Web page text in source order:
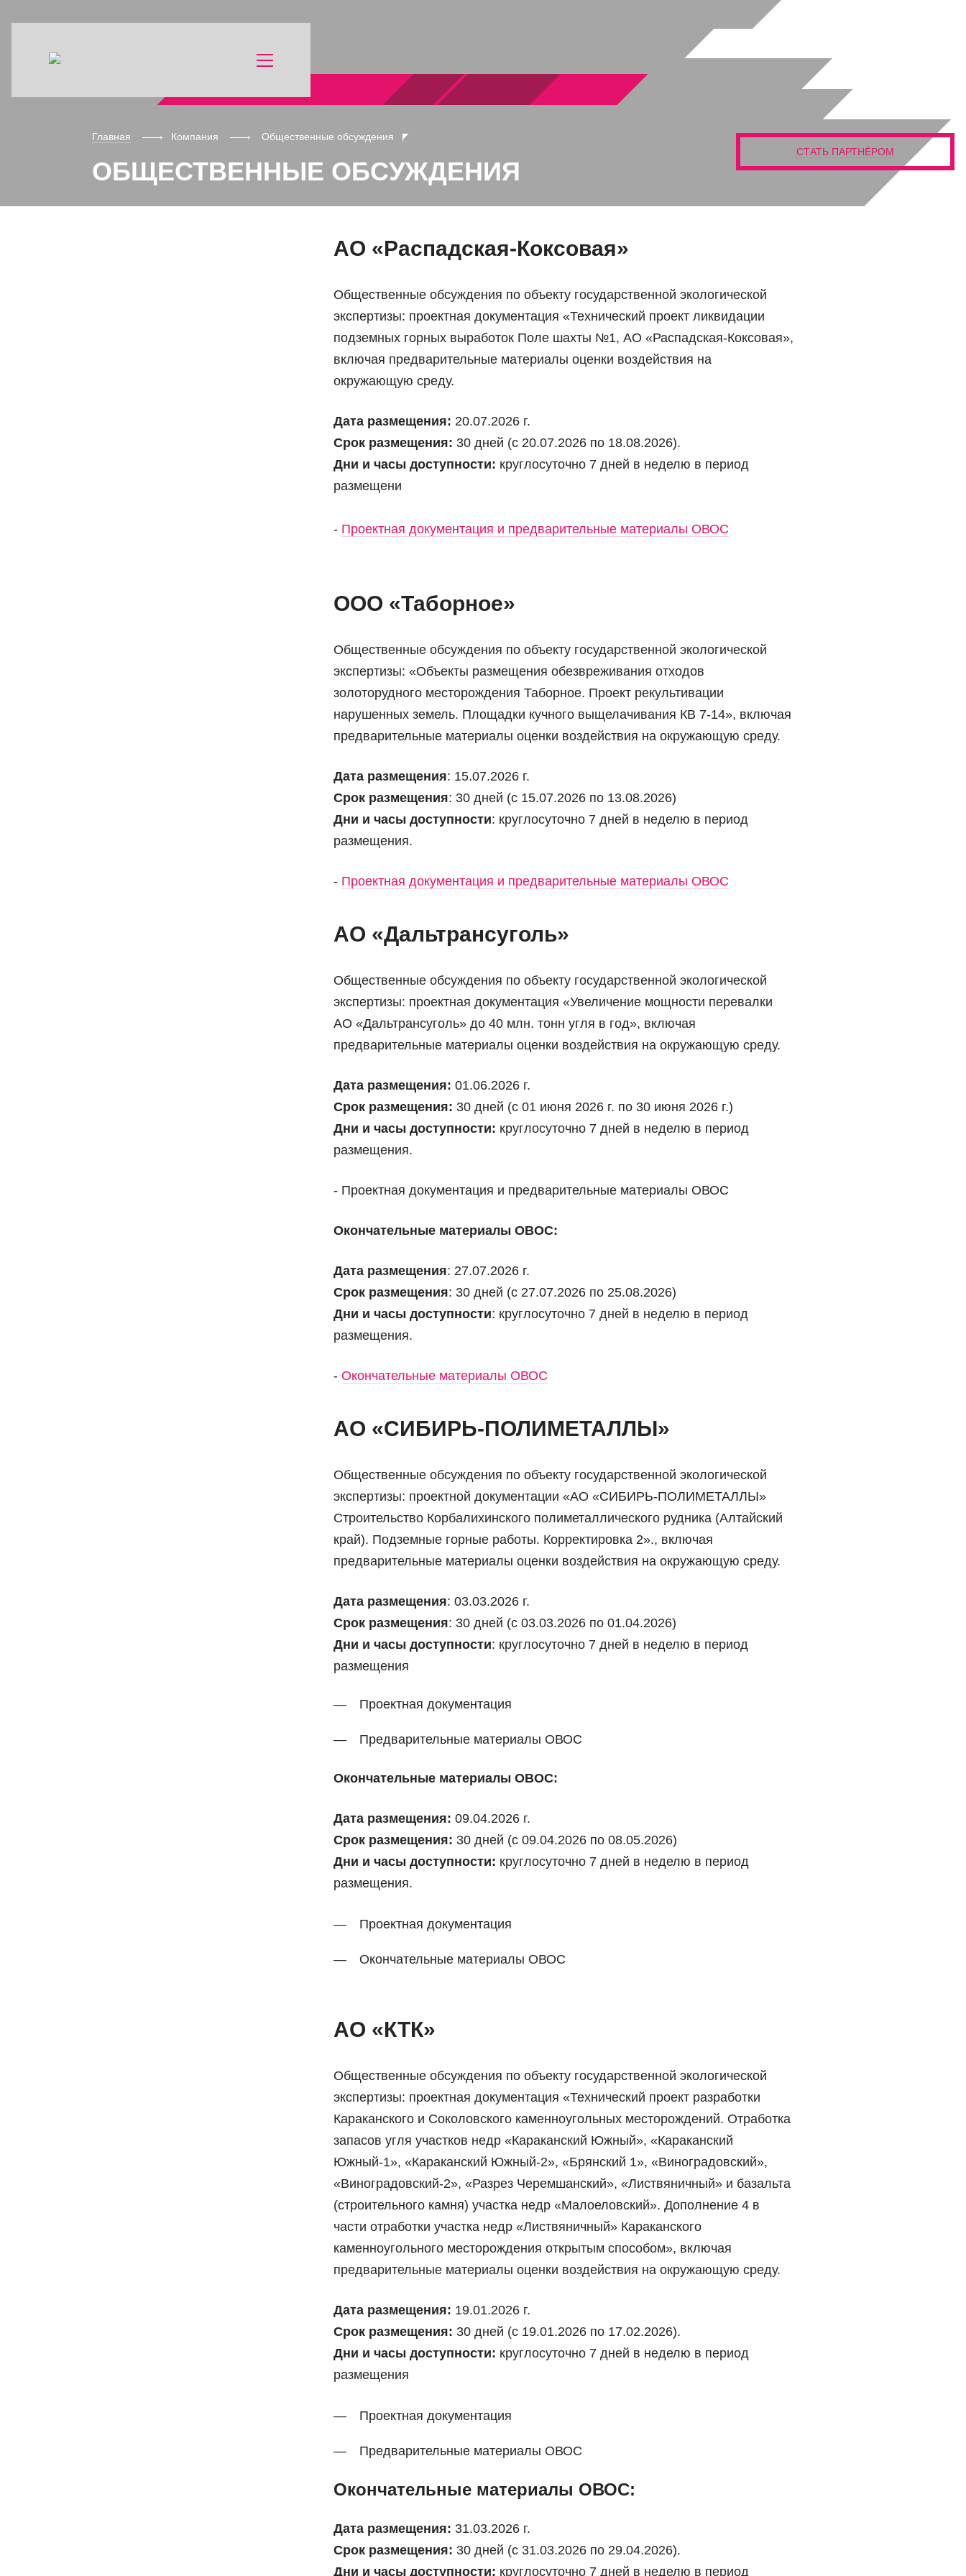
СТАТЬ ПАРТНЁРОМ
Главная Компания Общественные обсуждения
ОБЩЕСТВЕННЫЕ ОБСУЖДЕНИЯ
АО «Распадская-Коксовая»
Общественные обсуждения по объекту государственной экологической
экспертизы: проектная документация «Технический проект ликвидации
подземных горных выработок Поле шахты №1, АО «Распадская-Коксовая»,
включая предварительные материалы оценки воздействия на
окружающую среду.
Дата размещения: 20.07.2026 г.
Срок размещения: 30 дней (с 20.07.2026 по 18.08.2026).
Дни и часы доступности: круглосуточно 7 дней в неделю в период
размещени
- Проектная документация и предварительные материалы ОВОС
ООО «Таборное»
Общественные обсуждения по объекту государственной экологической
экспертизы: «Объекты размещения обезвреживания отходов
золоторудного месторождения Таборное. Проект рекультивации
нарушенных земель. Площадки кучного выщелачивания КВ 7-14», включая
предварительные материалы оценки воздействия на окружающую среду.
Дата размещения: 15.07.2026 г.
Срок размещения: 30 дней (с 15.07.2026 по 13.08.2026)
Дни и часы доступности: круглосуточно 7 дней в неделю в период
размещения.
- Проектная документация и предварительные материалы ОВОС
АО «Дальтрансуголь»
Общественные обсуждения по объекту государственной экологической
экспертизы: проектная документация «Увеличение мощности перевалки
АО «Дальтрансуголь» до 40 млн. тонн угля в год», включая
предварительные материалы оценки воздействия на окружающую среду.
Дата размещения: 01.06.2026 г.
Срок размещения: 30 дней (с 01 июня 2026 г. по 30 июня 2026 г.)
Дни и часы доступности: круглосуточно 7 дней в неделю в период
размещения.
- Проектная документация и предварительные материалы ОВОС
Окончательные материалы ОВОС:
Дата размещения: 27.07.2026 г.
Срок размещения: 30 дней (с 27.07.2026 по 25.08.2026)
Дни и часы доступности: круглосуточно 7 дней в неделю в период
размещения.
- Окончательные материалы ОВОС
АО «СИБИРЬ-ПОЛИМЕТАЛЛЫ»
Общественные обсуждения по объекту государственной экологической
экспертизы: проектной документации «АО «СИБИРЬ-ПОЛИМЕТАЛЛЫ»
Строительство Корбалихинского полиметаллического рудника (Алтайский
край). Подземные горные работы. Корректировка 2»., включая
предварительные материалы оценки воздействия на окружающую среду.
Дата размещения: 03.03.2026 г.
Срок размещения: 30 дней (с 03.03.2026 по 01.04.2026)
Дни и часы доступности: круглосуточно 7 дней в неделю в период
размещения
Проектная документация
Предварительные материалы ОВОС
Окончательные материалы ОВОС:
Дата размещения: 09.04.2026 г.
Срок размещения: 30 дней (с 09.04.2026 по 08.05.2026)
Дни и часы доступности: круглосуточно 7 дней в неделю в период
размещения.
Проектная документация
Окончательные материалы ОВОС
АО «КТК»
Общественные обсуждения по объекту государственной экологической
экспертизы: проектная документация «Технический проект разработки
Караканского и Соколовского каменноугольных месторождений. Отработка
запасов угля участков недр «Караканский Южный», «Караканский
Южный-1», «Караканский Южный-2», «Брянский 1», «Виноградовский»,
«Виноградовский-2», «Разрез Черемшанский», «Листвяничный» и базальта
(строительного камня) участка недр «Малоеловский». Дополнение 4 в
части отработки участка недр «Листвяничный» Караканского
каменноугольного месторождения открытым способом», включая
предварительные материалы оценки воздействия на окружающую среду.
Дата размещения: 19.01.2026 г.
Срок размещения: 30 дней (с 19.01.2026 по 17.02.2026).
Дни и часы доступности: круглосуточно 7 дней в неделю в период
размещения
Проектная документация
Предварительные материалы ОВОС
Окончательные материалы ОВОС:
Дата размещения: 31.03.2026 г.
Срок размещения: 30 дней (с 31.03.2026 по 29.04.2026).
Дни и часы доступности: круглосуточно 7 дней в неделю в период